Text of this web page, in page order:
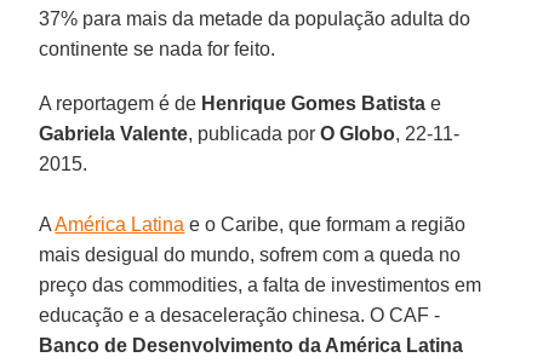
37% para mais da metade da população adulta do
continente se nada for feito.
A reportagem é de Henrique Gomes Batistae
Gabriela Valente, publicada porO Globo, 22-11-
2015.
AAmérica Latina e o Caribe, que formam a região
mais desigual do mundo, sofrem com a queda no
preço das commodities, a falta de investimentos em
educação e a desaceleração chinesa. O CAF -
Banco de Desenvolvimento da América Latina